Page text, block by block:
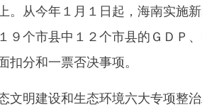
从今年１月１日起，海南实施
９个市县中１２个市县的ＧＤＰ
分和一票否决事项。
明建设和生态环境六大专项整治